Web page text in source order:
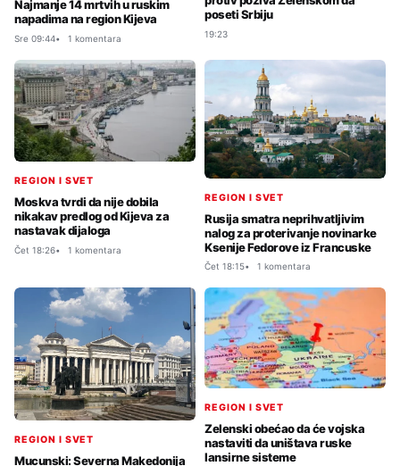
Najmanje 14 mrtvih u ruskim
napadima na region Kijeva
Sre 09:44 1 komentara
poseti Srbiju
19:23
REGION I SVET
Moskva tvrdi da nije dobila
nikakav predlog od Kijeva za
nastavak dijaloga
Čet 18:26 1 komentara
REGION I SVET
Rusija smatra neprihvatljivim
nalog za proterivanje novinarke
Ksenije Fedorove iz Francuske
Čet 18:15 1 komentara
REGION I SVET
Mucunski: Severna Makedonija
REGION I SVET
Zelenski obećao da će vojska
nastaviti da uništava ruske
lansirne sisteme